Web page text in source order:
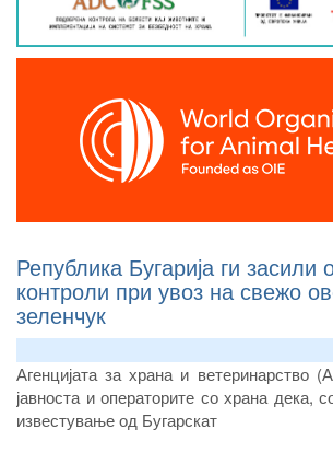
Република Бугарија ги засили
контроли при увоз на свежо
зеленчук
Агенцијата за храна и ветеринарство (
јавноста и операторите со храна дека,
известување од Бугарскат